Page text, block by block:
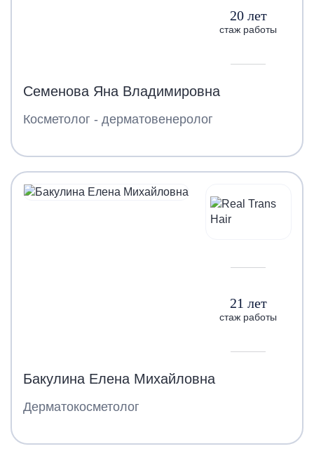
20 лет
стаж работы
Семенова Яна Владимировна
Косметолог - дерматовенеролог
21 лет
стаж работы
Бакулина Елена Михайловна
Дерматокосметолог